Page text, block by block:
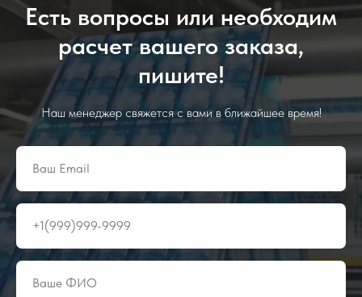
Есть вопросы или необходим
расчет вашего заказа,
пишите!
Наш менеджер свяжется с вами в ближайшее время!